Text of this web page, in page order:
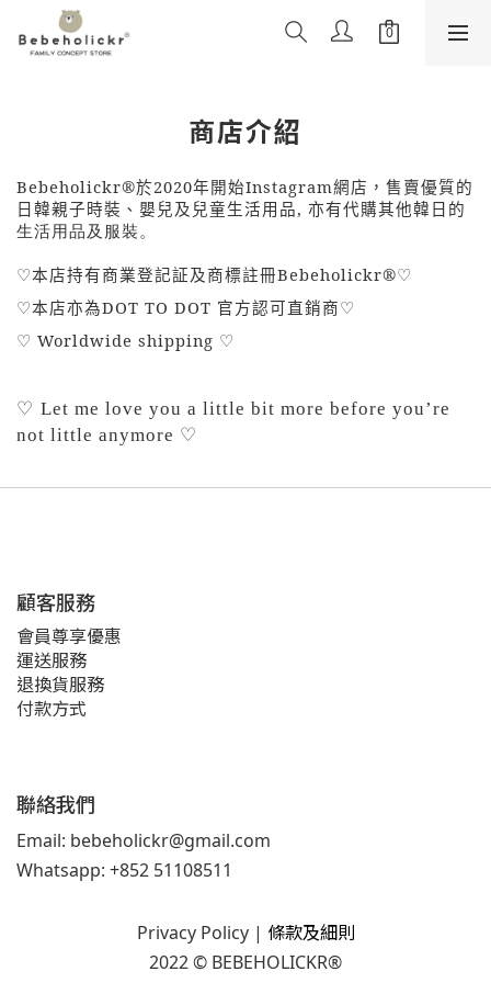
商店介紹
Bebeholickr®於2020年開始Instagram網店，售賣優質的
日韓親子時裝、嬰兒及兒童生活用品, 亦有代購其他韓日的
生活用品及服裝。
♡本店持有商業登記証及商標註冊Bebeholickr®♡
♡本店亦為DOT TO DOT 官方認可直銷商♡
♡ Worldwide shipping ♡
♡ Let me love you a little bit more before you’re
not little anymore ♡
顧客服務
會員尊享優惠
運送服務
退換貨服務
付款方式
聯絡我們
Email: bebeholickr@gmail.com
Whatsapp: +852 51108511
Privacy Policy| 條款及細則
2022 © BEBEHOLICKR®